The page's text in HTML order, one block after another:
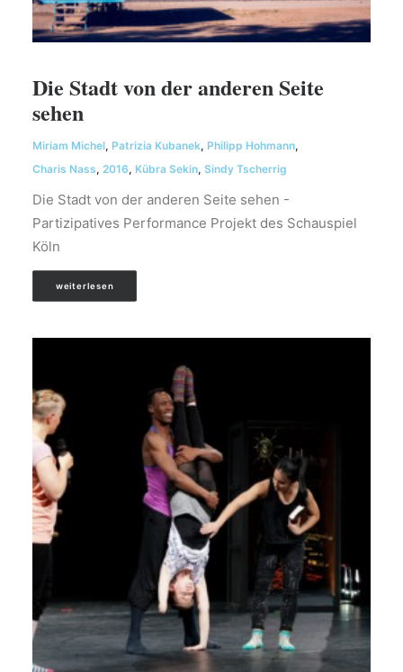
Die Stadt von der anderen Seite
sehen
Miriam Michel, Patrizia Kubanek, Philipp Hohmann,
Charis Nass, 2016, Kübra Sekin, Sindy Tscherrig
Die Stadt von der anderen Seite sehen -
Partizipatives Performance Projekt des Schauspiel
Köln
weiterlesen